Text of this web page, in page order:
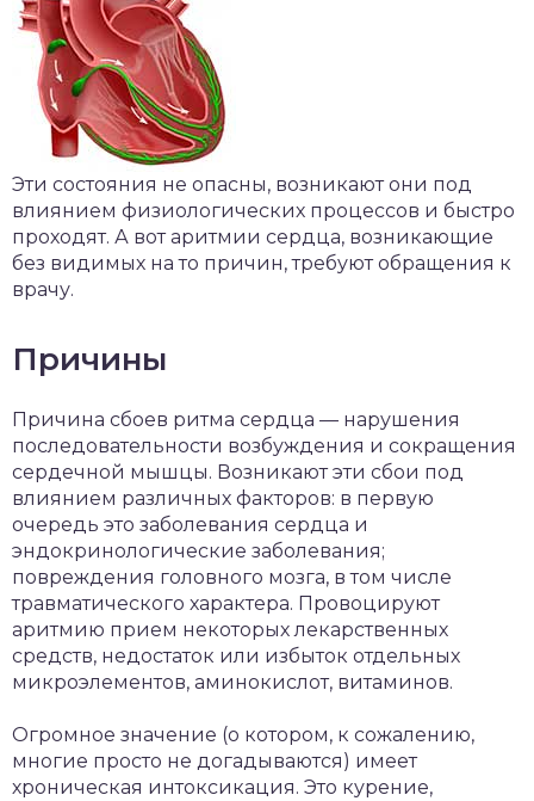
Эти состояния не опасны, возникают они под
влиянием физиологических процессов и быстро
проходят. А вот аритмии сердца, возникающие
без видимых на то причин, требуют обращения к
врачу.
Причины
Причина сбоев ритма сердца — нарушения
последовательности возбуждения и сокращения
сердечной мышцы. Возникают эти сбои под
влиянием различных факторов: в первую
очередь это заболевания сердца и
эндокринологические заболевания;
повреждения головного мозга, в том числе
травматического характера. Провоцируют
аритмию прием некоторых лекарственных
средств, недостаток или избыток отдельных
микроэлементов, аминокислот, витаминов.
Огромное значение (о котором, к сожалению,
многие просто не догадываются) имеет
хроническая интоксикация. Это курение,